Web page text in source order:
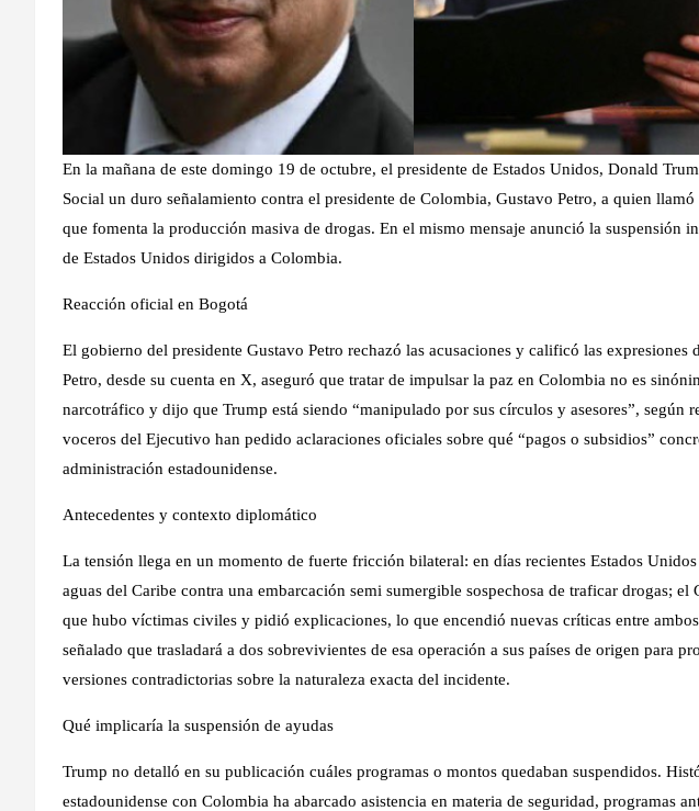
En la mañana de este domingo 19 de octubre, el presidente de Estados Unidos, Donald
Social un duro señalamiento contra el presidente de Colombia, Gustavo Petro, a quien
que fomenta la producción masiva de drogas. En el mismo mensaje anunció la suspensión
de Estados Unidos dirigidos a Colombia.
Reacción oficial en Bogotá
El gobierno del presidente Gustavo Petro rechazó las acusaciones y calificó las expresiones
Petro, desde su cuenta en X, aseguró que tratar de impulsar la paz en Colombia no es
narcotráfico y dijo que Trump está siendo “manipulado por sus círculos y asesores”, según
voceros del Ejecutivo han pedido aclaraciones oficiales sobre qué “pagos o subsidios”
administración estadounidense.
Antecedentes y contexto diplomático
La tensión llega en un momento de fuerte fricción bilateral: en días recientes Estados
aguas del Caribe contra una embarcación semi sumergible sospechosa de traficar drogas;
que hubo víctimas civiles y pidió explicaciones, lo que encendió nuevas críticas entre
señalado que trasladará a dos sobrevivientes de esa operación a sus países de origen para
versiones contradictorias sobre la naturaleza exacta del incidente.
Qué implicaría la suspensión de ayudas
Trump no detalló en su publicación cuáles programas o montos quedaban suspendidos.
estadounidense con Colombia ha abarcado asistencia en materia de seguridad, programas